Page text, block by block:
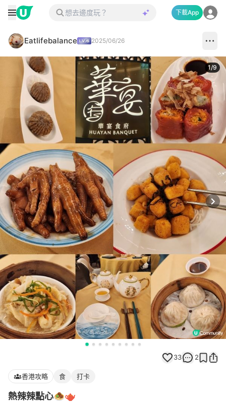
下載App
Eatlifebalance 2025/06/26
1/9
33 2
香港攻略 食 打卡
熱辣辣點心🧆🫖